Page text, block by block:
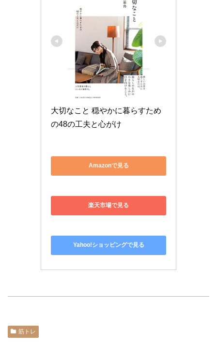
大切なこと 穏やかに暮らすため
の48の工夫と心がけ
Amazonで見る
楽天市場で見る
Yahoo!ショッピングで見る
筋トレ